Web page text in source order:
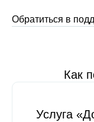
Обратиться в
Как
Услуга